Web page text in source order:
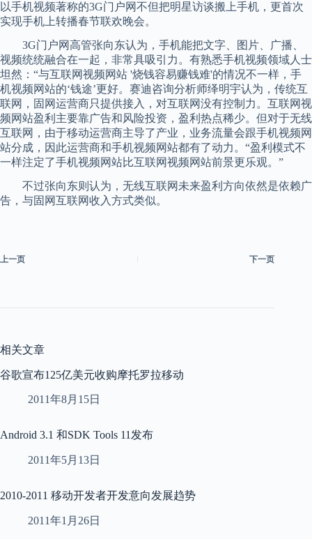
以手机视频著称的3G门户网不但把明星访谈搬上手机，更首次
实现手机上转播春节联欢晚会。
3G门户网高管张向东认为，手机能把文字、图片、广播、
视频统统融合在一起，非常具吸引力。有熟悉手机视频领域人士
坦然：“与互联网视频网站 '烧钱容易赚钱难'的情况不一样，手
机视频网站的‘钱途’更好。赛迪咨询分析师绎明宇认为，传统互
联网，固网运营商只提供接入，对互联网没有控制力。互联网视
频网站盈利主要靠广告和风险投资，盈利热点稀少。但对于无线
互联网，由于移动运营商主导了产业，业务流量会跟手机视频网
站分成，因此运营商和手机视频网站都有了动力。“盈利模式不
一样注定了手机视频网站比互联网视频网站前景更乐观。”
不过张向东则认为，无线互联网未来盈利方向依然是依赖广
告，与固网互联网收入方式类似。
上一页 下一页
相关文章
谷歌宣布125亿美元收购摩托罗拉移动
2011年8月15日
Android 3.1 和SDK Tools 11发布
2011年5月13日
2010-2011 移动开发者开发意向发展趋势
2011年1月26日